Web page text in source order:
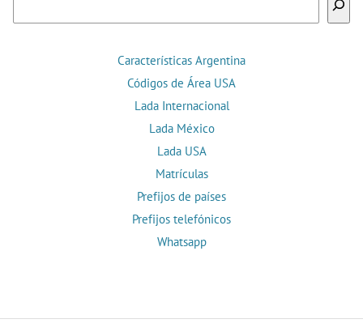
Características Argentina
Códigos de Área USA
Lada Internacional
Lada México
Lada USA
Matrículas
Prefijos de países
Prefijos telefónicos
Whatsapp